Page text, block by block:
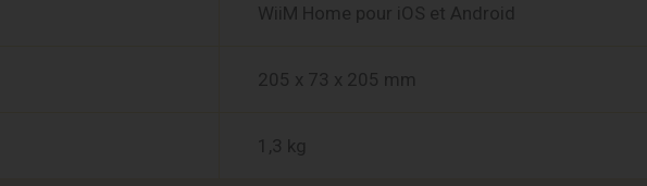
WiiM Home pour iOS et Android
205 x 73 x 205 mm
1,3 kg